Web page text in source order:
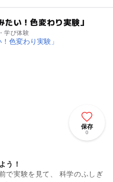
い！色変わり実験」
学び体験
保存
0
う！
で実験を見て、 科学のふしぎ